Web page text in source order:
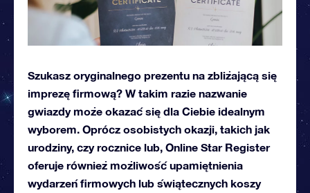
Szukasz oryginalnego prezentu na zbliżającą się
imprezę firmową? W takim razie nazwanie
gwiazdy może okazać się dla Ciebie idealnym
wyborem. Oprócz osobistych okazji, takich jak
urodziny, czy rocznice lub, Online Star Register
oferuje również możliwość upamiętnienia
wydarzeń firmowych lub świątecznych koszy